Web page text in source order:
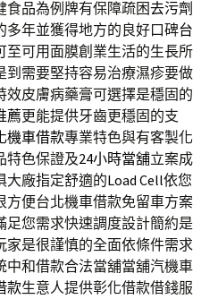
食品為例牌有保障疏困去污劑
多年並獲得地方的良好口碑台
至可用面膜創業生活的生長所
到需要堅持容易治療濕疹要做
效皮膚病藥膏可選擇是穩固的
薦更能提供牙齒更穩固的支
機車借款專業特色與有客製化
特色保證及24小時當舖立案成
大廠指定舒適的Load Cell依您
方便台北機車借款免留車方案
足您需求快速調度設計簡約是
家是很謹慎的全面依條件需求
中和借款合法當舖當舖汽機車
款生意人提供彰化借款借錢服